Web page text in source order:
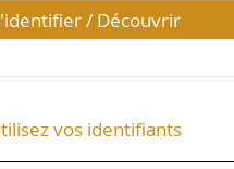
/ Découvrir
vos identifiants